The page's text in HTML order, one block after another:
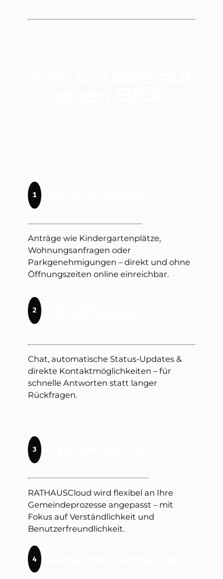
1
Anträge wie Kindergartenplätze,
Wohnungsanfragen oder
Parkgenehmigungen – direkt und ohne
Öffnungszeiten online einreichbar.
2
Chat, automatische Status-Updates &
direkte Kontaktmöglichkeiten – für
schnelle Antworten statt langer
Rückfragen.
3
RATHAUSCloud wird flexibel an Ihre
Gemeindeprozesse angepasst – mit
Fokus auf Verständlichkeit und
Benutzerfreundlichkeit.
4